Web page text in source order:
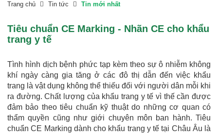
Trang chủ Tin tức Tin mới nhất
Tiêu chuẩn CE Marking - Nhãn CE cho khẩu
trang y tế
Tình hình dịch bệnh phức tạp kèm theo sự ô nhiễm không
khí ngày càng gia tăng ở các đô thị dẫn đến việc khẩu
trang là vật dụng không thể thiếu đối với người dân mỗi khi
ra đường. Chất lượng của khẩu trang y tế vì thế cần được
đảm bảo theo tiêu chuẩn kỹ thuật do những cơ quan có
thẩm quyền cũng như giới chuyên môn ban hành. Tiêu
chuẩn CE Marking dành cho khẩu trang y tế tại Châu Âu là